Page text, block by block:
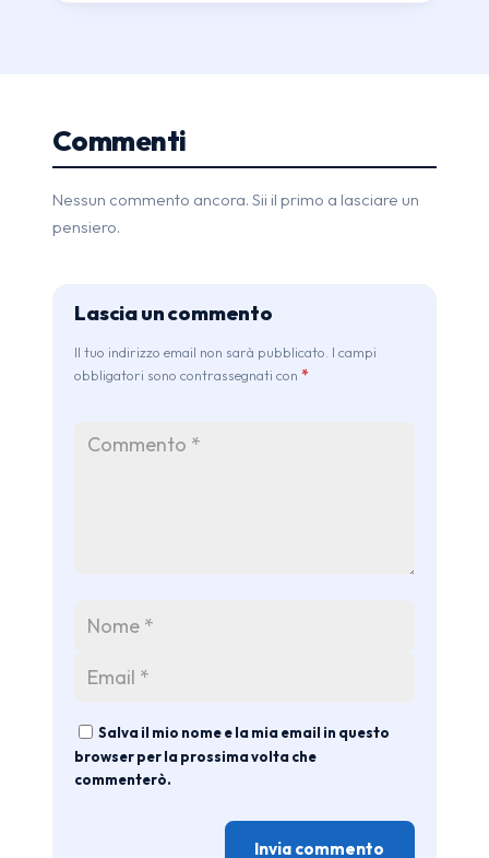
Commenti
Nessun commento ancora. Sii il primo a lasciare un
pensiero.
Lascia un commento
Il tuo indirizzo email non sarà pubblicato. I campi
obbligatori sono contrassegnati con *
Salva il mio nome e la mia email in questo
browser per la prossima volta che
commenterò.